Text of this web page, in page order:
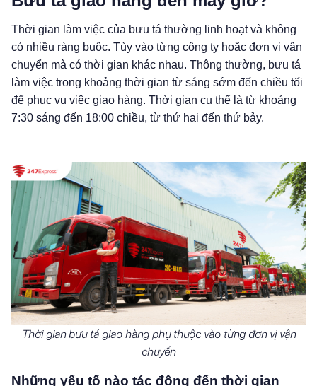
Thời gian làm việc của bưu tá thường linh hoạt và không
có nhiều ràng buộc. Tùy vào từng công ty hoặc đơn vị vận
chuyển mà có thời gian khác nhau. Thông thường, bưu tá
làm việc trong khoảng thời gian từ sáng sớm đến chiều tối
để phục vụ việc giao hàng. Thời gian cụ thể là từ khoảng
7:30 sáng đến 18:00 chiều, từ thứ hai đến thứ bảy.
Thời gian bưu tá giao hàng phụ thuộc vào từng đơn vị vận
chuyển
Những yếu tố nào tác động đến thời gian